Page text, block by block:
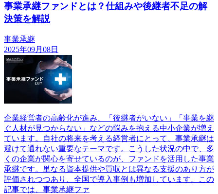
事業承継ファンドとは？仕組みや後継者不足の解
決策を解説
事業承継
2025年09月08日
企業経営者の高齢化が進み、「後継者がいない」「事業を継
ぐ人材が見つからない」などの悩みを抱える中小企業が増え
ています。自社の将来を考える経営者にとって、事業承継は
避けて通れない重要なテーマです。こうした状況の中で、多
くの企業が関心を寄せているのが、ファンドを活用した事業
承継です。単なる資本提供や買収とは異なる支援のあり方が
評価されつつあり、全国で導入事例も増加しています。この
記事では、事業承継ファ